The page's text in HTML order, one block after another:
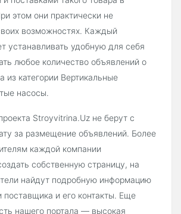
этом они практически не
возможностях. Каждый
устанавливать удобную для себя
любое количество объявлений о
из категории Вертикальные
насосы.
Stroyvitrina.Uz не берут с
за размещение объявлений. Более
каждой компании
собственную страницу, на
найдут подробную информацию
поставщика и его контакты. Еще
нашего портала — высокая